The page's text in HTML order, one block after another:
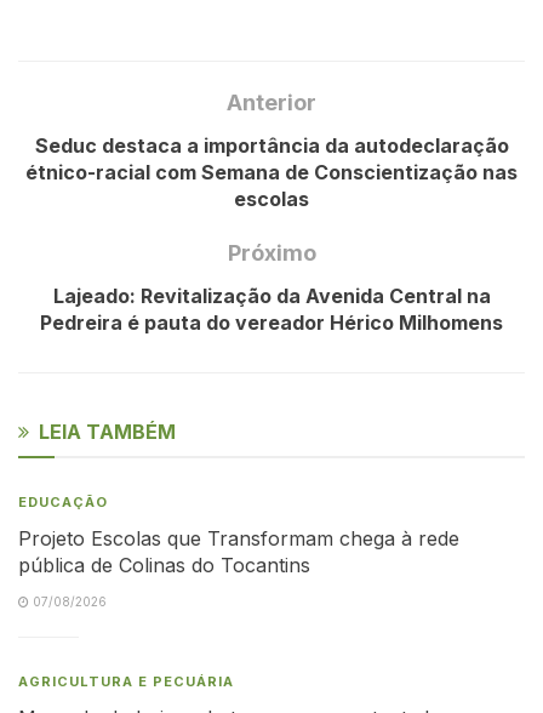
Anterior
Seduc destaca a importância da autodeclaração
étnico-racial com Semana de Conscientização nas
escolas
Próximo
Lajeado: Revitalização da Avenida Central na
Pedreira é pauta do vereador Hérico Milhomens
LEIA TAMBÉM
EDUCAÇÃO
Projeto Escolas que Transformam chega à rede
pública de Colinas do Tocantins
07/08/2026
AGRICULTURA E PECUÁRIA